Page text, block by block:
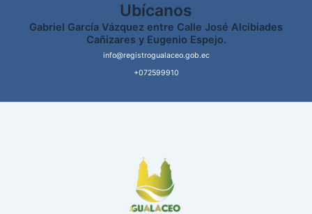
Ubícanos
Gabriel García Vázquez entre Calle José Alcibiades
Cañizares y Eugenio Espejo.
info@registrogualaceo.gob.ec
+072599910